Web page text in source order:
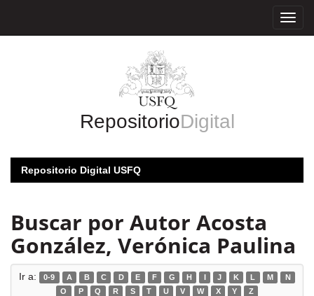
RepositorioDigital
Repositorio Digital USFQ
Buscar por Autor Acosta
González, Verónica Paulina
Ir a: 0-9 A B C D E F G H I J K L M
N
O
P Q R S T U V W X Y Z